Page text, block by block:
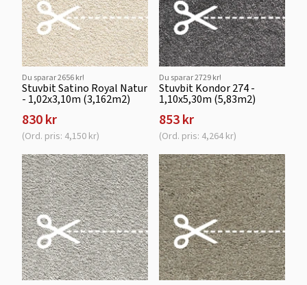
Du sparar 2656 kr!
Stuvbit Satino Royal Natur
- 1,02x3,10m (3,162m2)
830 kr
(Ord. pris: 4,150 kr)
Du sparar 2729 kr!
Stuvbit Kondor 274 -
1,10x5,30m (5,83m2)
853 kr
(Ord. pris: 4,264 kr)